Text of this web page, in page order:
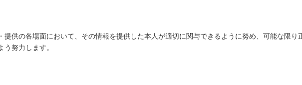
提供の各場面において、その情報を提供した本人が適切に関与できるように努め、可能な限り
努力します。